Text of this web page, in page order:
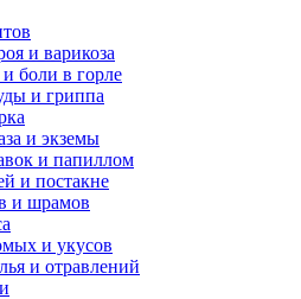
и варикоза
боли в горле
и гриппа
и экземы
и папиллом
и постакне
и шрамов
и укусов
и отравлений